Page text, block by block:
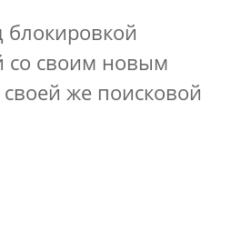
блокировкой
со своим новым
же поисковой